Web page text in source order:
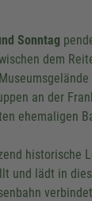
Sonntag
dem
an der
ehemaligen
historische
und lädt in